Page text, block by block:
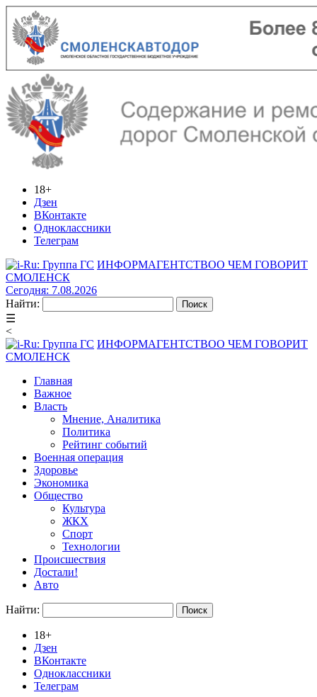
18+
Дзен
ВКонтакте
Одноклассники
Телеграм
ИНФОРМАГЕНТСТВОО ЧЕМ ГОВОРИТ
СМОЛЕНСК
Сегодня: 7.08.2026
Найти:
☰
<
ИНФОРМАГЕНТСТВОО ЧЕМ ГОВОРИТ
СМОЛЕНСК
Главная
Важное
Власть
Мнение, Аналитика
Политика
Рейтинг событий
Военная операция
Здоровье
Экономика
Общество
Культура
ЖКХ
Спорт
Технологии
Происшествия
Достали!
Авто
Найти:
18+
Дзен
ВКонтакте
Одноклассники
Телеграм